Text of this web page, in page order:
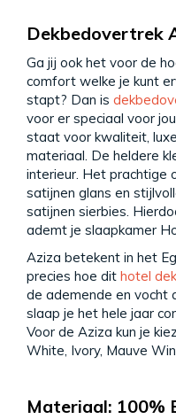
Dekbedovertrek
Ga jij ook het voor de
comfort welke je kunt
stapt? Dan is
voor er speciaal voor
staat voor kwaliteit,
materiaal. De heldere
interieur. Het prachtige
satijnen glans en
satijnen sierbies.
ademt je slaapkamer
Aziza betekent in het
precies hoe dit hotel
de ademende en vocht
slaap je het hele jaar
Voor de Aziza kun je
White, Ivory, Mauve
Materiaal: 100%